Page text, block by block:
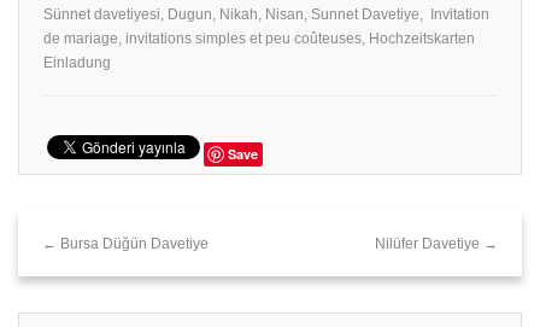
Sünnet davetiyesi, Dugun, Nikah, Nisan, Sunnet Davetiye, Invitation
de mariage, invitations simples et peu coûteuses, Hochzeitskarten
Einladung
Save
← Bursa Düğün Davetiye Nilüfer Davetiye →